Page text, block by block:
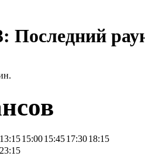
Последний
13:1515:0015:4517:3018:15
23:15